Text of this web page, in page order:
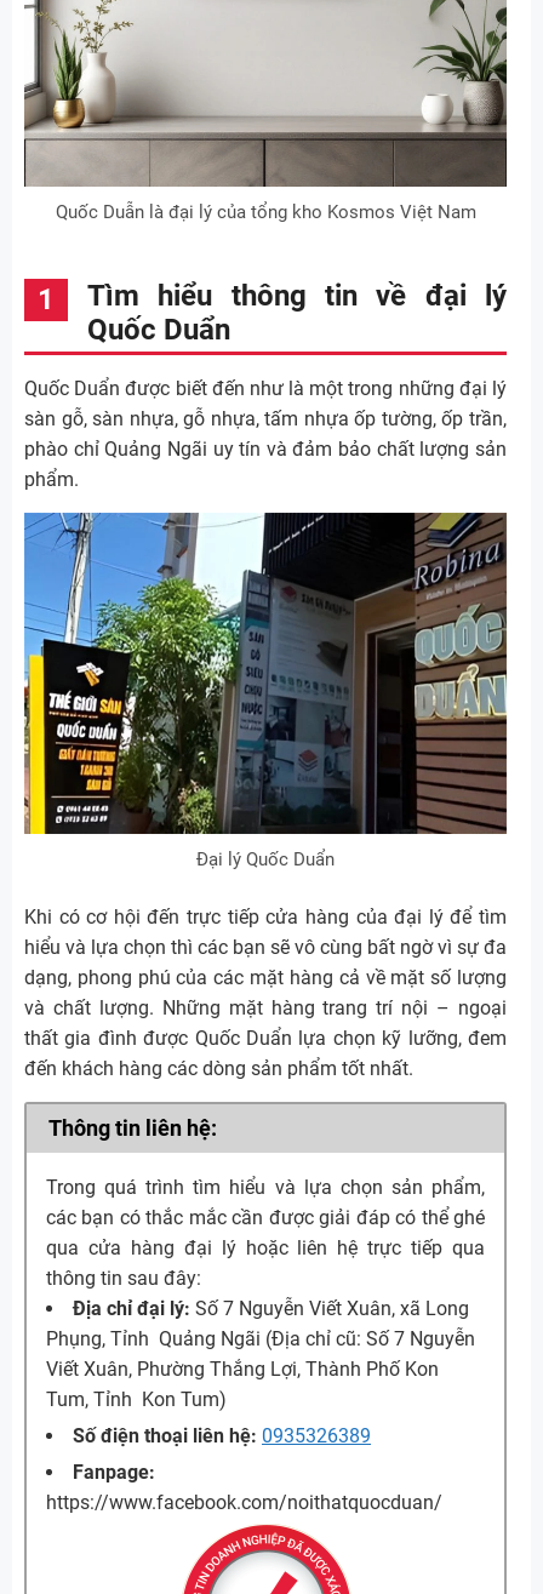
Quốc Duẫn là đại lý của tổng kho Kosmos Việt Nam
Tìm hiểu thông tin về đại lý
Quốc Duẩn
Quốc Duẩn được biết đến như là một trong những đại lý
sàn gỗ, sàn nhựa, gỗ nhựa, tấm nhựa ốp tường, ốp trần,
phào chỉ Quảng Ngãi uy tín và đảm bảo chất lượng sản
phẩm.
Đại lý Quốc Duẩn
Khi có cơ hội đến trực tiếp cửa hàng của đại lý để tìm
hiểu và lựa chọn thì các bạn sẽ vô cùng bất ngờ vì sự đa
dạng, phong phú của các mặt hàng cả về mặt số lượng
và chất lượng. Những mặt hàng trang trí nội – ngoại
thất gia đình được Quốc Duẩn lựa chọn kỹ lưỡng, đem
đến khách hàng các dòng sản phẩm tốt nhất.
Thông tin liên hệ:
Trong quá trình tìm hiểu và lựa chọn sản phẩm,
các bạn có thắc mắc cần được giải đáp có thể ghé
qua cửa hàng đại lý hoặc liên hệ trực tiếp qua
thông tin sau đây:
Địa chỉ đại lý: Số 7 Nguyễn Viết Xuân, xã Long
Phụng, Tỉnh Quảng Ngãi (Địa chỉ cũ: Số 7 Nguyễn
Viết Xuân, Phường Thắng Lợi, Thành Phố Kon
Tum, Tỉnh Kon Tum)
Số điện thoại liên hệ: 0935326389
Fanpage:
https://www.facebook.com/noithatquocduan/